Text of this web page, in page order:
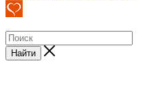
Найти